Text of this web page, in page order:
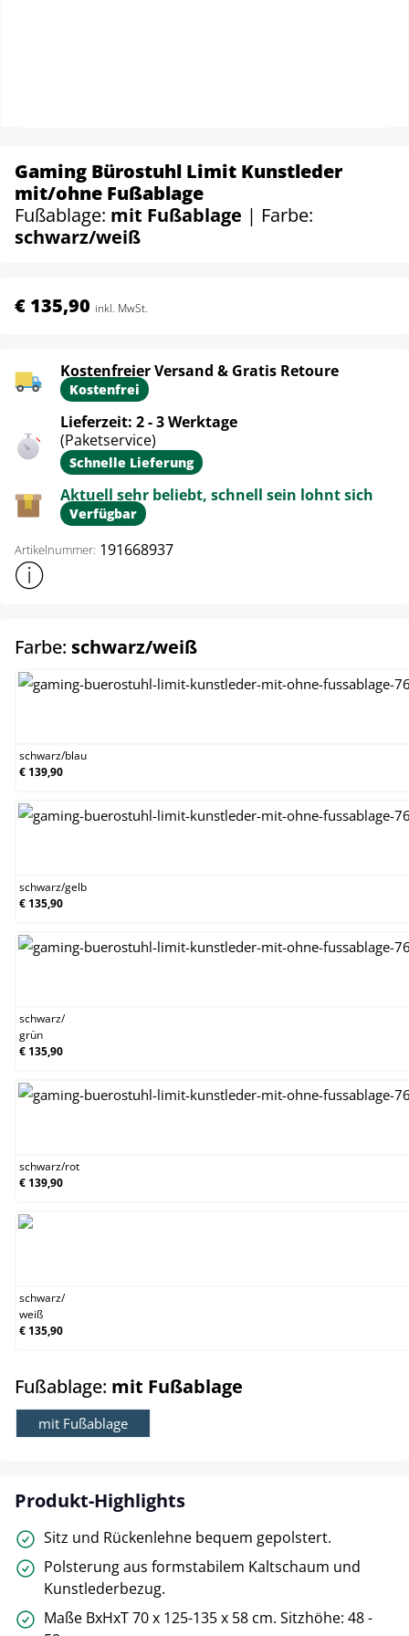
Gaming Bürostuhl Limit Kunstleder
mit/ohne Fußablage
Fußablage: mit Fußablage | Farbe:
schwarz/weiß
€ 135,90 inkl. MwSt.
Kostenfreier Versand & Gratis Retoure
Kostenfrei
Lieferzeit: 2 - 3 Werktage
(Paketservice)
Schnelle Lieferung
Aktuell sehr beliebt, schnell sein lohnt sich
Verfügbar
Artikelnummer: 191668937
Weitere Produktinformationen anzeigen
Farbe: schwarz/weißauswählen
schwarz/blau
€ 139,90
schwarz/gelb
€ 135,90
schwarz/
grün
€ 135,90
schwarz/rot
€ 139,90
schwarz/
weiß
€ 135,90
Fußablage: mit Fußablage
mit Fußablage
Produkt-Highlights
Sitz und Rückenlehne bequem gepolstert.
Polsterung aus formstabilem Kaltschaum und
Kunstlederbezug.
Maße BxHxT 70 x 125-135 x 58 cm. Sitzhöhe: 48 -